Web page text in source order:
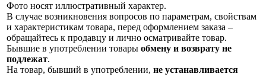
Фото носят иллюстративный характер.
В случае возникновения вопросов по параметрам, свойствам
и характеристикам товара, перед оформлением заказа –
обращайтесь к продавцу и лично осматривайте товар.
Бывшие в употреблении товары обмену и возврату не
подлежат.
На товар, бывший в употреблении, не устанавливается